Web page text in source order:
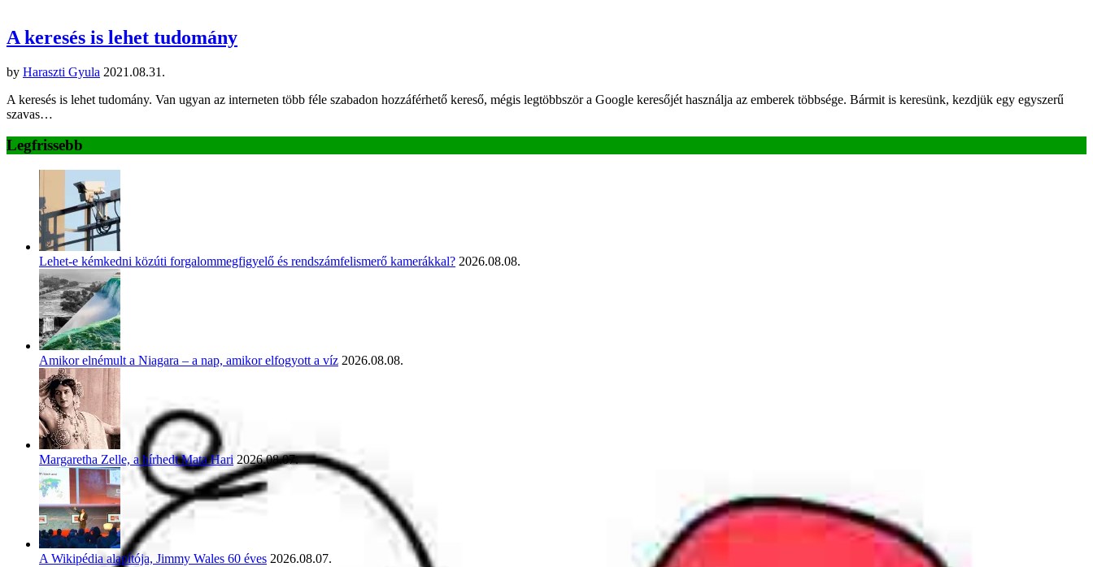
A keresés is lehet tudomány
by Haraszti Gyula 2021.08.31.
A keresés is lehet tudomány. Van ugyan az interneten több féle szabadon hozzáférhető kereső, mégis legtöbbször a Google keresőjét használja az emberek többsége. Bármit is keresünk, kezdjük egy egyszerű
szavas…
Legfrissebb
Lehet-e kémkedni közúti forgalommegfigyelő és rendszámfelismerő kamerákkal? 2026.08.08.
Amikor elnémult a Niagara – a nap, amikor elfogyott a víz 2026.08.08.
Margaretha Zelle, a hírhedt Mata Hari 2026.08.07.
A Wikipédia alapítója, Jimmy Wales 60 éves 2026.08.07.